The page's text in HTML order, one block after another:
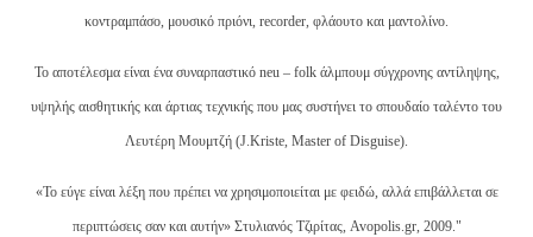
κοντραμπάσο, μουσικό πριόνι, recorder, φλάουτο και μαντολίνο.
Το αποτέλεσμα είναι ένα συναρπαστικό neu – folk άλμπουμ σύγχρονης αντίληψης,
υψηλής αισθητικής και άρτιας τεχνικής που μας συστήνει το σπουδαίο ταλέντο του
Λευτέρη Μουμτζή (J.Kriste, Master of Disguise).
«Το εύγε είναι λέξη που πρέπει να χρησιμοποιείται με φειδώ, αλλά επιβάλλεται σε
περιπτώσεις σαν και αυτήν» Στυλιανός Τζιρίτας, Avopolis.gr, 2009."